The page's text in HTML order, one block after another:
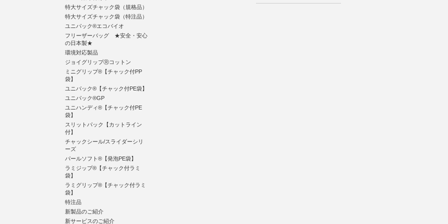
特大サイズチャック袋（規格品）
特大サイズチャック袋（特注品）
ユニパック®エコバイオ
フリーザーバッグ ★安全・安心
の日本製★
環境対応製品
ジョイグリップⓇコットン
ミニグリップ®【チャック付PP
袋】
ユニパック®【チャック付PE袋】
ユニパック®GP
ユニハンディ®【チャック付PE
袋】
スリットパック【カットライン
付】
チャックシール/スライダーシリ
ーズ
パールソフト®【発泡PE袋】
ラミジップ®【チャック付ラミ
袋】
ラミグリップ®【チャック付ラミ
袋】
特注品
新製品のご紹介
新サービスのご紹介